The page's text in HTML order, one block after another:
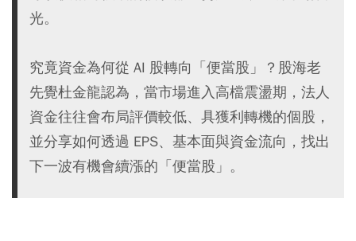
光。
究竟資金為何從 AI 股轉向「便當股」？股海老
先覺杜金龍認為，當市場進入高檔震盪期，法人
資金往往會布局評價較低、具獲利轉機的個股，
並分享如何透過 EPS、基本面與資金流向，找出
下一波有機會續漲的「便當股」。